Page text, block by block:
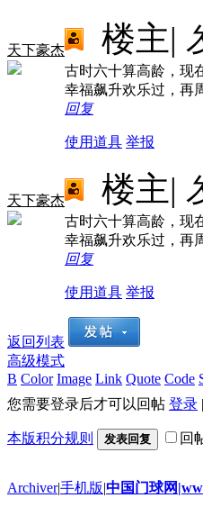
天下豪杰 楼主|
古时六十算高龄，现
幸福飙升欢乐过，再
回复
使用道具 举报
天下豪杰 楼主|
古时六十算高龄，现
幸福飙升欢乐过，再
回复
使用道具 举报
返回列表
高级模式
B Color Image Link Quote Code
您需要登录后才可以回帖 登录 |
本版积分规则 发表回复 回
Archiver|手机版|中国门球网